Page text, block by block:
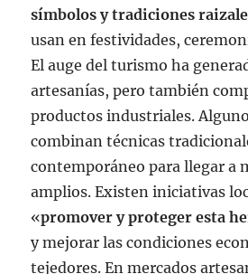
símbolos y tradiciones
usan en festividades,
El auge del turismo ha
artesanías, pero también
productos industriales.
combinan técnicas
contemporáneo para llegar a
amplios. Existen iniciativas
«promover y proteger esta
y mejorar las condiciones
tejedores. En mercados